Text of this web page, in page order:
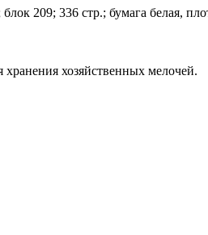
209; 336 стр.; бумага белая,
хранения хозяйственных мелочей.